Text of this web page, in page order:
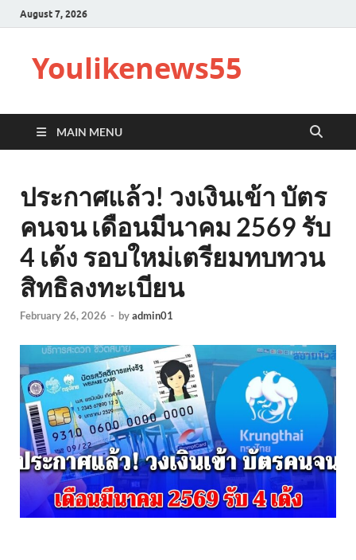
August 7, 2026
Youlikenews55
MAIN MENU
ประกาศแล้ว! วงเงินเข้า บัตร
คนจน เดือนมีนาคม 2569 รับ
4 เด้ง รอบใหม่เตรียมทบทวน
สิทธิลงทะเบียน
February 26, 2026 - byadmin01